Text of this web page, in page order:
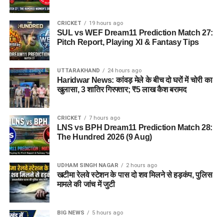
CRICKET 19 hours ago
SUL vs WEF Dream11 Prediction Match 27:
Pitch Report, Playing XI & Fantasy Tips
UTTARAKHAND 24 hours ago
Haridwar News: कांवड़ मेले के बीच दो घरों में चोरी का
खुलासा, 3 शातिर गिरफ्तार; ₹5 लाख कैश बरामद
CRICKET 7 hours ago
LNS vs BPH Dream11 Prediction Match 28:
The Hundred 2026 (9 Aug)
UDHAM SINGH NAGAR 2 hours ago
खटीमा रेलवे स्टेशन के पास दो शव मिलने से हड़कंप, पुलिस
मामले की जांच में जुटी
BIG NEWS 5 hours ago